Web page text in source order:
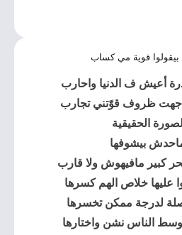
بيقولوا قوية مي كساب
أعيش ف الدنيا واحارب
واجهت ظروف قوّتني تجارب
الحقيقية
ماحدش بيشوفها
كبير مافيهوش ولا قارب
عليها خلاص الهم كسرها
لدرجة ممكن تخسرها
الناس نشن واختارها